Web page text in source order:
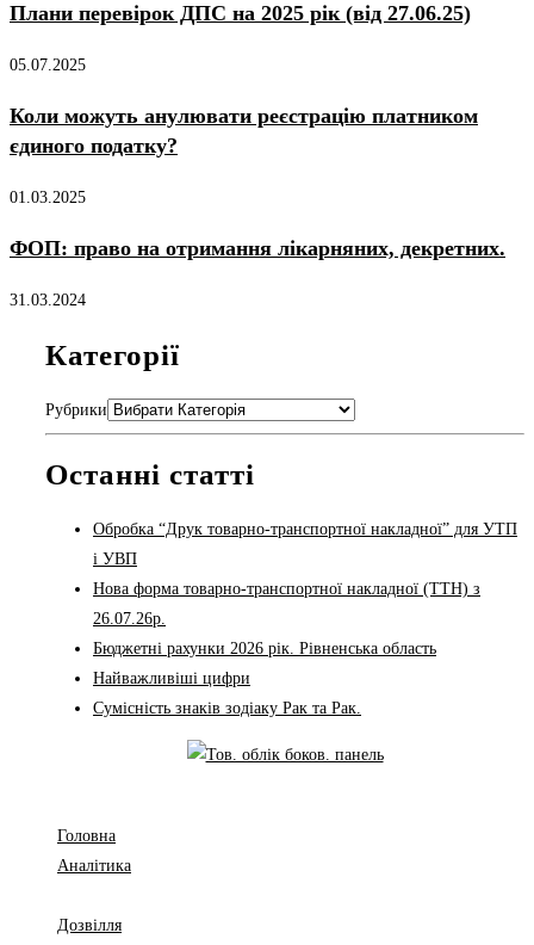
Плани перевірок ДПС на 2025 рік (від 27.06.25)
05.07.2025
Коли можуть анулювати реєстрацію платником
єдиного податку?
01.03.2025
ФОП: право на отримання лікарняних, декретних.
31.03.2024
Категорії
Рубрики
Останні статті
Обробка “Друк товарно-транспортної накладної” для УТП
і УВП
Нова форма товарно-транспортної накладної (ТТН) з
26.07.26р.
Бюджетні рахунки 2026 рік. Рівненська область
Найважливіші цифри
Сумісність знаків зодіаку Рак та Рак.
Головна
Аналітика
Дозвілля